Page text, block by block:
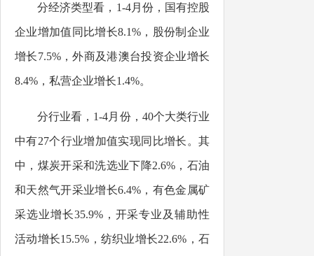
分经济类型看， 1-4月份，国有控股
企业增加值同比增长8.1% ，股份制企业
增长7.5%，外商及港澳台投资企业增长
8.4% ， 私营企业增长1.4%。
分行业看， 1-4月份， 40个大类行业
中有27个行业增加值实现同比增长。其
中，煤炭开采和洗选业下降2.6% ，石油
和天然气开采业增长6.4% ，有色金属矿
采选业增长35.9%，开采专业及辅助性
活动增长15.5% ，纺织业增长22.6% ，石